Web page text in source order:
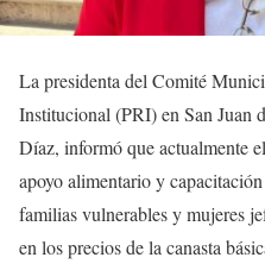
La presidenta del Comité
Institucional (PRI) en San Juan
Díaz, informó que actualmente
apoyo alimentario y
familias vulnerables y mujeres
en los precios de la canasta